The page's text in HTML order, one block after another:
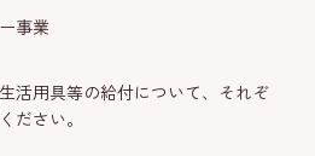
事業
活用具等の給付について、それぞ
ださい。